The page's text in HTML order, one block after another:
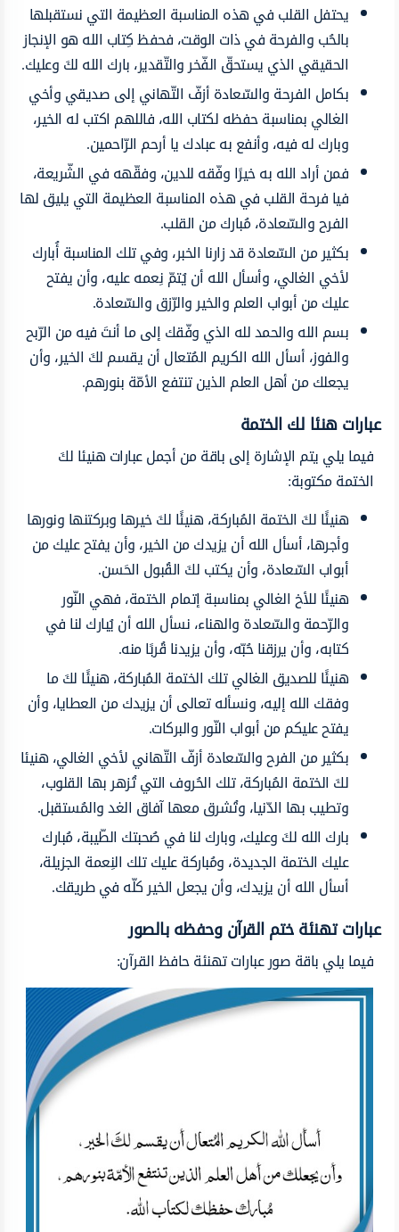
يحتفل القلب في هذه المناسبة العظيمة التي نستقبلها
بالحُب والفرحة في ذات الوقت، فحفظ كِتاب الله هو الإنجاز
الحقيقي الذي يستحقّ الفّخر والتّقدير، بارك الله لكَ وعليك.
بكامل الفرحة والسّعادة أزفّ التّهاني إلى صديقي وأخي
الغالي بمناسبة حفظه لكتاب الله، فاللهم اكتب له الخير،
وبارك له فيه، وأنفع به عبادك يا أرحم الرّاحمين.
فمن أراد الله به خيرًا وفّقه للدين، وفقّهه في الشّريعة،
فيا فرحة القلب في هذه المناسبة العظيمة التي يليق لها
الفرح والسّعادة، مُبارك من القلب.
بكثير من السّعادة قد زارنا الخبر، وفي تلك المناسبة أُبارك
لأخي الغالي، وأسأل الله أن يُتمّ نِعمه عليه، وأن يفتح
عليك من أبواب العلم والخير والرّزق والسّعادة.
بسم الله والحمد لله الذي وفّقك إلى ما أنتَ فيه من الرّبح
والفوز، أسأل الله الكريم المُتعال أن يقسم لكَ الخير، وأن
يجعلك من أهل العلم الذين تنتفع الأمّة بنورهم.
عبارات هنئا لك الختمة
فيما يلي يتم الإشارة إلى باقة من أجمل عبارات هنيئا لكَ
الختمة مكتوبة:
هنيئًا لكَ الختمة المُباركة، هنيئًا لكَ خيرها وبركتنها ونورها
وأجرها، أسأل الله أن يزيدك من الخير، وأن يفتح عليك من
أبواب السّعادة، وأن يكتب لكَ القُبول الحَسن.
هنيئًا للأخ الغالي بمناسبة إتمام الختمة، فهي النّور
والرّحمة والسّعادة والهناء، نسأل الله أن يُبارك لنا في
كتابه، وأن يرزقنا حُبّه، وأن يزيدنا قُربًا منه.
هنيئًا للصديق الغالي تلك الختمة المُباركة، هنيئًا لكَ ما
وفقك الله إليه، ونسأله تعالى أن يزيدك من العطايا، وأن
يفتح عليكم من أبواب النّور والبركات.
بكثير من الفرح والسّعادة أزفّ التّهاني لأخي الغالي، هنيئا
لكَ الختمة المُباركة، تلك الحُروف التي تُزهر بها القلوب،
وتطيب بها الدّنيا، وتُشرق معها آفاق الغد والمُستقبل.
بارك الله لكَ وعليك، وبارك لنا في صُحبتك الطّيبة، مُبارك
عليك الختمة الجديدة، ومُباركة عليك تلك النِعمة الجزيلة،
أسأل الله أن يزيدك، وأن يجعل الخير كلّه في طريقك.
عبارات تهنئة ختم القرآن وحفظه بالصور
فيما يلي باقة صور عبارات تهنئة حافظ القرآن: